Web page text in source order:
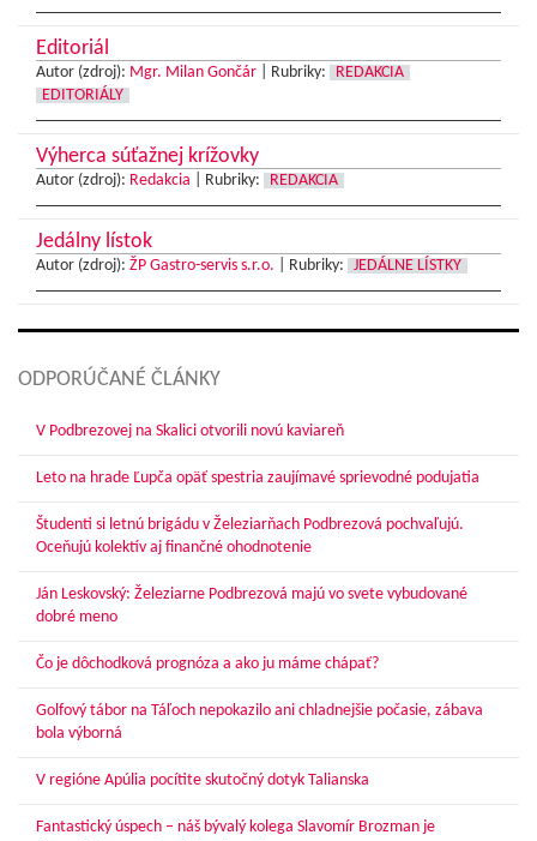
Editoriál
Autor (zdroj): Mgr. Milan Gončár Rubriky:
REDAKCIA
EDITORIÁLY
Výherca súťažnej krížovky
Autor (zdroj): Redakcia Rubriky: REDAKCIA
Jedálny lístok
Autor (zdroj): ŽP Gastro-servis s.r.o. Rubriky: JEDÁLNE LÍSTKY
ODPORÚČANÉ ČLÁNKY
V Podbrezovej na Skalici otvorili novú kaviareň
Leto na hrade Ľupča opäť spestria zaujímavé sprievodné podujatia
Študenti si letnú brigádu v Železiarňach Podbrezová pochvaľujú.
Oceňujú kolektív aj finančné ohodnotenie
Ján Leskovský: Železiarne Podbrezová majú vo svete vybudované
dobré meno
Čo je dôchodková prognóza a ako ju máme chápať?
Golfový tábor na Táľoch nepokazilo ani chladnejšie počasie, zábava
bola výborná
V regióne Apúlia pocítite skutočný dotyk Talianska
Fantastický úspech – náš bývalý kolega Slavomír Brozman je